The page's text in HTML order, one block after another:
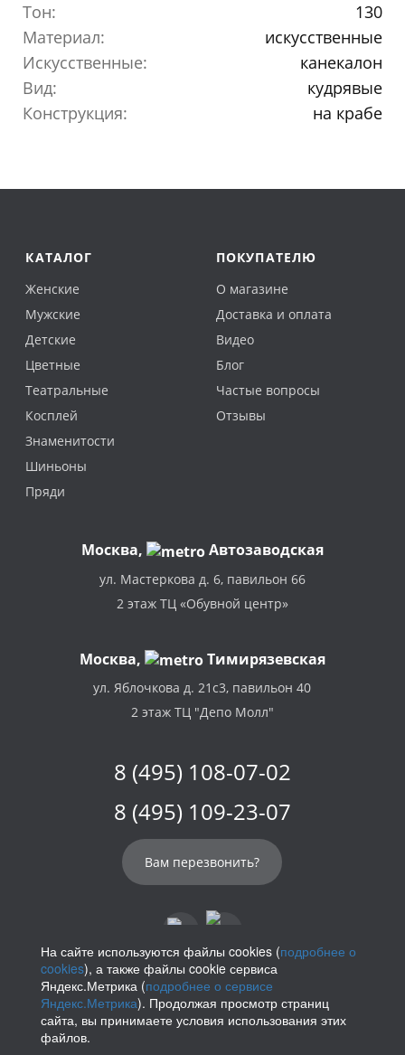
Тон:
130
Материал:
искусственные
Искусственные:
канекалон
Вид:
кудрявые
Конструкция:
на крабе
КАТАЛОГ
Женские
Мужские
Детские
Цветные
Театральные
Косплей
Знаменитости
Шиньоны
Пряди
ПОКУПАТЕЛЮ
О магазине
Доставка и оплата
Видео
Блог
Частые вопросы
Отзывы
Москва, Автозаводская
ул. Мастеркова д. 6, павильон 66
2 этаж ТЦ «Обувной центр»
Москва, Тимирязевская
ул. Яблочкова д. 21с3, павильон 40
2 этаж ТЦ "Депо Молл"
8 (495) 108-07-02
8 (495) 109-23-07
Вам перезвонить?
info@parikof.ru
На сайте используются файлы cookies (подробнее о
cookies), а также файлы cookie сервиса
Яндекс.Метрика (подробнее о сервисе
Яндекс.Метрика). Продолжая просмотр страниц
сайта, вы принимаете условия использования этих
файлов.